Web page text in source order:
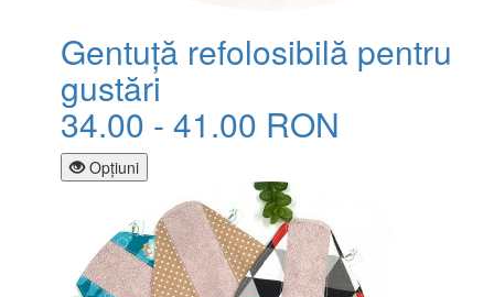
Gentuță refolosibilă pentru
gustări
34.00 - 41.00 RON
Opţiuni